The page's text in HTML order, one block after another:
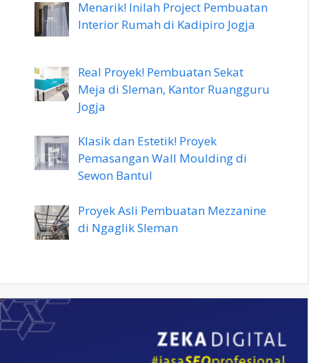
Menarik! Inilah Project Pembuatan
Interior Rumah di Kadipiro Jogja
Real Proyek! Pembuatan Sekat
Meja di Sleman, Kantor Ruangguru
Jogja
Klasik dan Estetik! Proyek
Pemasangan Wall Moulding di
Sewon Bantul
Proyek Asli Pembuatan Mezzanine
di Ngaglik Sleman